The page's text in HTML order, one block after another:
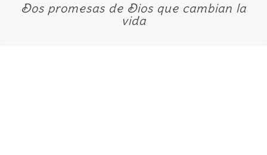
Dos promesas de Dios que cambian la
vida